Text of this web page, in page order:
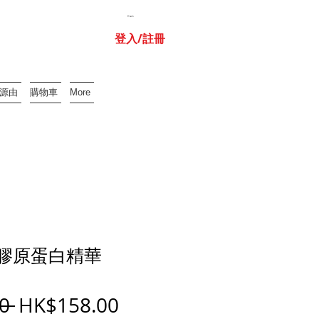
Cart:
登入/註冊
由 購物車 More
原蛋白精華
一
HK$158.00